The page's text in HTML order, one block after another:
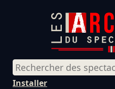
Installer